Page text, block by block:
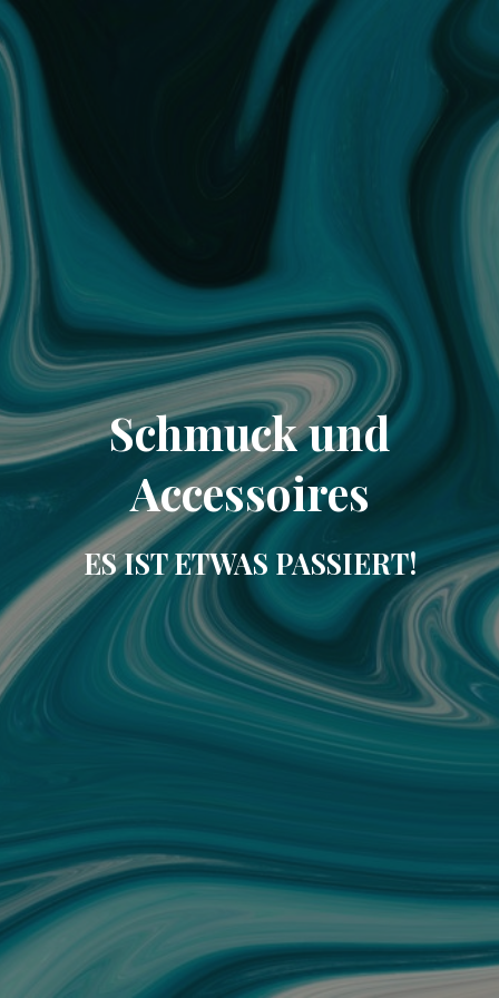
Schmuck und
Accessoires
ES IST ETWAS PASSIERT!